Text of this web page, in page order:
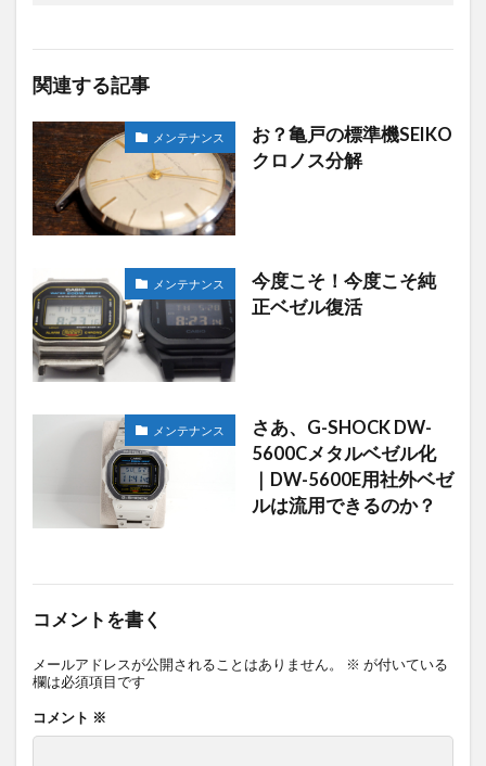
関連する記事
メンテナンス
お？亀戸の標準機SEIKO
クロノス分解
メンテナンス
今度こそ！今度こそ純
正ベゼル復活
メンテナンス
さあ、G-SHOCK DW-
5600Cメタルベゼル化
｜DW-5600E用社外ベゼ
ルは流用できるのか？
コメントを書く
メールアドレスが公開されることはありません。 ※ が付いている
欄は必須項目です
コメント ※